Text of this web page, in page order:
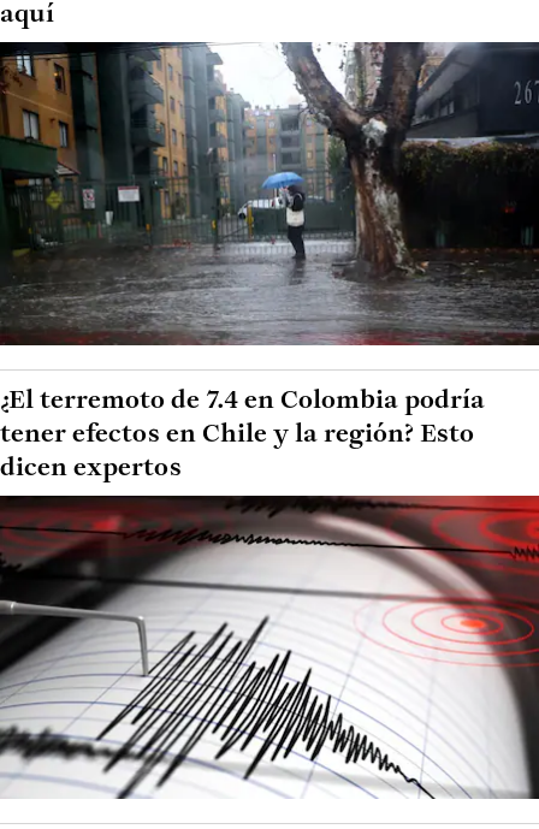
aquí
¿El terremoto de 7.4 en Colombia podría
tener efectos en Chile y la región? Esto
dicen expertos